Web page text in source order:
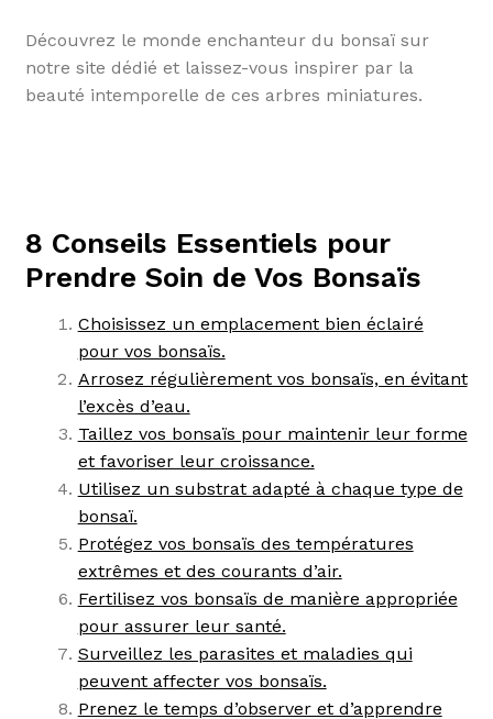
Découvrez le monde enchanteur du bonsaï sur
notre site dédié et laissez-vous inspirer par la
beauté intemporelle de ces arbres miniatures.
8 Conseils Essentiels pour
Prendre Soin de Vos Bonsaïs
Choisissez un emplacement bien éclairé
pour vos bonsaïs.
Arrosez régulièrement vos bonsaïs, en évitant
l’excès d’eau.
Taillez vos bonsaïs pour maintenir leur forme
et favoriser leur croissance.
Utilisez un substrat adapté à chaque type de
bonsaï.
Protégez vos bonsaïs des températures
extrêmes et des courants d’air.
Fertilisez vos bonsaïs de manière appropriée
pour assurer leur santé.
Surveillez les parasites et maladies qui
peuvent affecter vos bonsaïs.
Prenez le temps d’observer et d’apprendre